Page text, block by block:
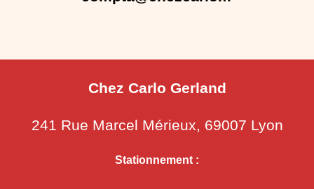
Chez Carlo Gerland
241 Rue Marcel Mérieux, 69007 Lyon
Stationnement :